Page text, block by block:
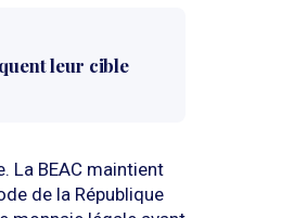
leur cible
La BEAC maintient
de la République